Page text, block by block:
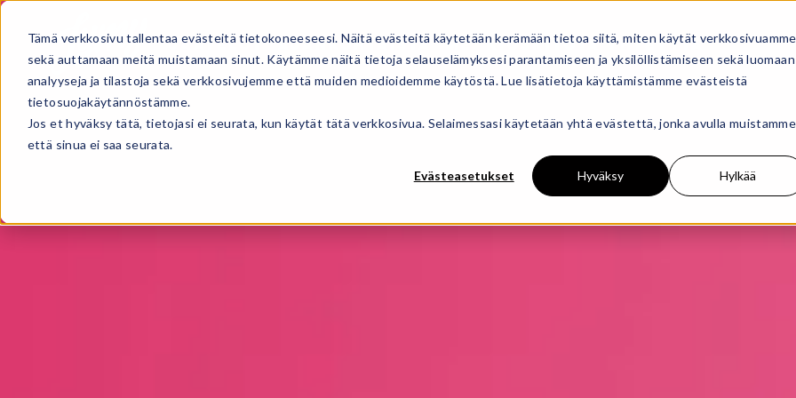
Tämä verkkosivu tallentaa evästeitä tietokoneeseesi. Näitä evästeitä käytetään kerämään tietoa siitä, miten käytät
sekä auttamaan meitä muistamaan sinut. Käytämme näitä tietoja selauselämyksesi parantamiseen ja yksilöllistämiseen sekä luomaan
analyyseja ja tilastoja sekä verkkosivujemme että muiden medioidemme käytöstä. Lue lisätietoja käyttämistämme evästeistä
tietosuojakäytännöstämme.
Jos et hyväksy tätä, tietojasi ei seurata, kun käytät tätä verkkosivua. Selaimessasi käytetään yhtä evästettä, jonka avulla
että sinua ei saa seurata.
Evästeasetukset Hyväksy Hylkää
JÄÄTELÖT AJANKOHTAISTA ME KIOSKITOTA YHTEYTTÄ